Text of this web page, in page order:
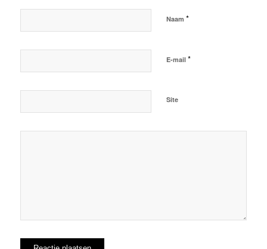
Naam *
E-mail *
Site